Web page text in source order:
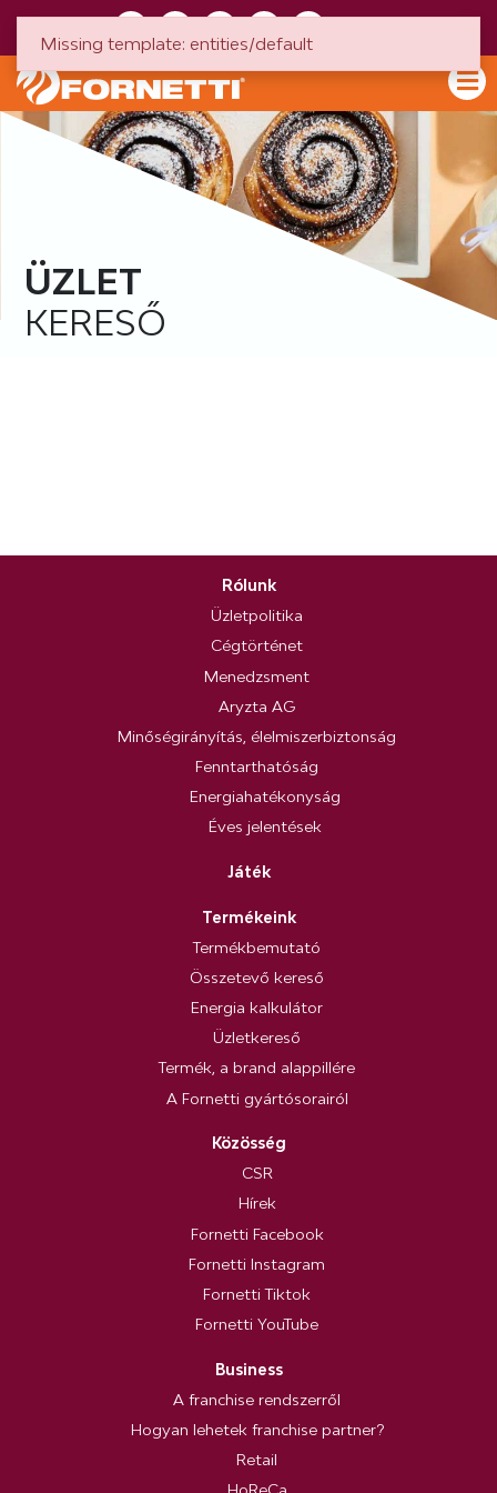
ÜZLET
KERESŐ
Rólunk
Üzletpolitika
Cégtörténet
Menedzsment
Aryzta AG
Minőségirányítás, élelmiszerbiztonság
Fenntarthatóság
Energiahatékonyság
Éves jelentések
Játék
Termékeink
Termékbemutató
Összetevő kereső
Energia kalkulátor
Üzletkereső
Termék, a brand alappillére
A Fornetti gyártósorairól
Közösség
CSR
Hírek
Fornetti Facebook
Fornetti Instagram
Fornetti Tiktok
Fornetti YouTube
Business
A franchise rendszerről
Hogyan lehetek franchise partner?
Retail
Missing template: entities/default